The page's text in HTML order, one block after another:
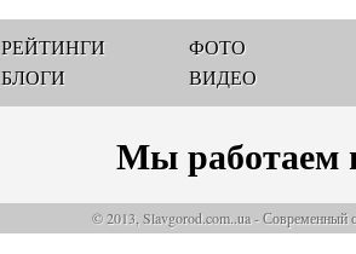
РЕЙТИНГИ
БЛОГИ
ФОТО
ВИДЕО
Мы работаем
© 2013, Slavgorod.com..ua - Современный